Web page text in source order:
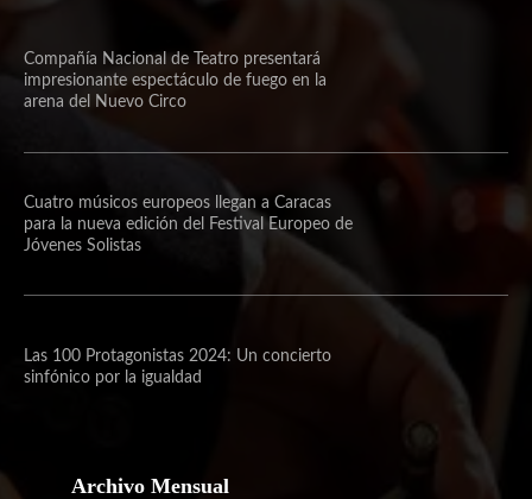
Compañía Nacional de Teatro presentará
impresionante espectáculo de fuego en la
arena del Nuevo Circo
Cuatro músicos europeos llegan a Caracas
para la nueva edición del Festival Europeo de
Jóvenes Solistas
Las 100 Protagonistas 2024: Un concierto
sinfónico por la igualdad
Archivo Mensual